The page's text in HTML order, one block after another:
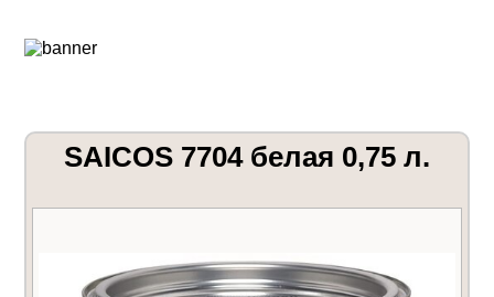
SAICOS 7704 белая 0,75 л.